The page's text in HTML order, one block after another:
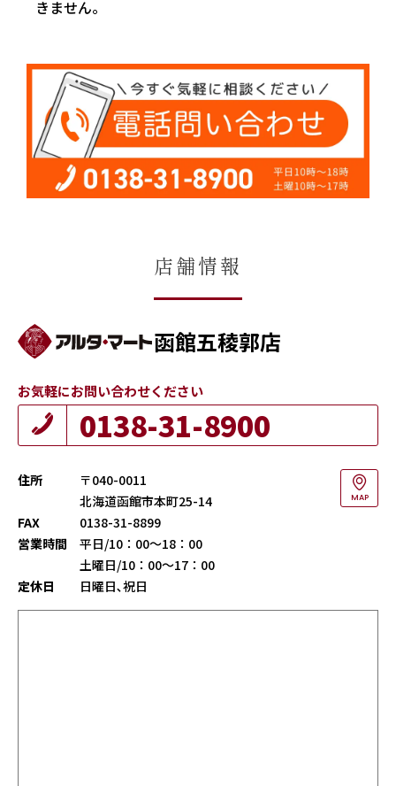
きません。
店舗情報
函館五稜郭店
お気軽にお問い合わせください
0138-31-8900
住所
〒040-0011
北海道函館市本町25-14
MAP
FAX
0138-31-8899
営業時間
平日/10：00～18：00
土曜日/10：00～17：00
定休日
日曜日､祝日